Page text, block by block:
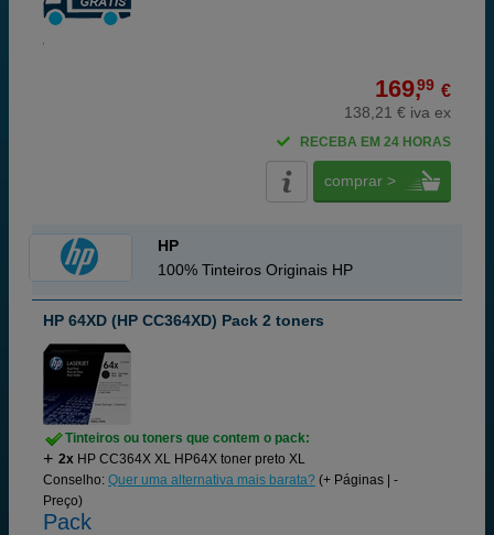
169,99 €
138,21 € iva ex
RECEBA EM 24 HORAS
comprar >
HP
100% Tinteiros Originais HP
HP 64XD (HP CC364XD) Pack 2 toners
Tinteiros ou toners que contem o pack:
2x HP CC364X XL HP64X toner preto XL
Conselho: Quer uma alternativa mais barata? (+ Páginas | -
Preço)
Pack